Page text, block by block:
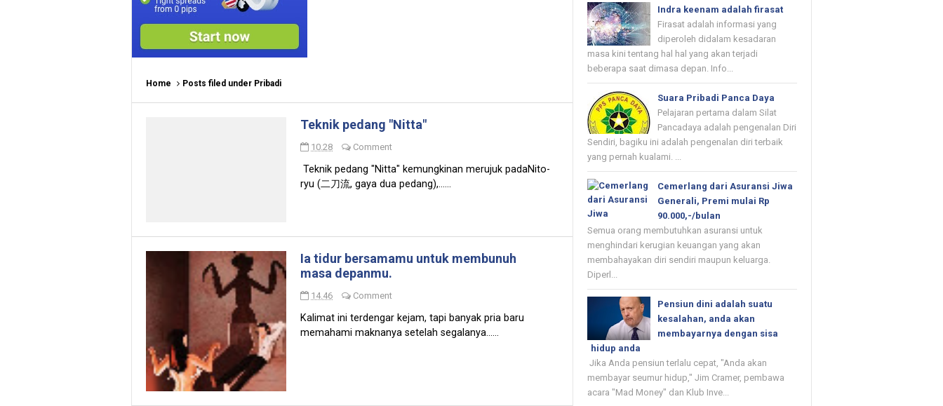
Home Posts filed under Pribadi
Teknik pedang "Nitta"
10.28 Comment
Teknik pedang "Nitta" kemungkinan merujuk padaNito-
ryu (二刀流, gaya dua pedang),......
Ia tidur bersamamu untuk membunuh
masa depanmu.
14.46 Comment
Kalimat ini terdengar kejam, tapi banyak pria baru
memahami maknanya setelah segalanya......
Indra keenam adalah firasat
Firasat adalah informasi yang
diperoleh didalam kesadaran
masa kini tentang hal hal yang akan terjadi
beberapa saat dimasa depan. Info...
Suara Pribadi Panca Daya
Pelajaran pertama dalam Silat
Pancadaya adalah pengenalan Diri
Sendiri, bagiku ini adalah pengenalan diri terbaik
yang pernah kualami. ...
Cemerlang dari Asuransi Jiwa
Generali, Premi mulai Rp
90.000,-/bulan
Semua orang membutuhkan asuransi untuk
menghindari kerugian keuangan yang akan
membahayakan diri sendiri maupun keluarga.
Diperl...
Pensiun dini adalah suatu
kesalahan, anda akan
membayarnya dengan sisa
hidup anda
Jika Anda pensiun terlalu cepat, "Anda akan
membayar seumur hidup," Jim Cramer, pembawa
acara "Mad Money" dan Klub Inve...